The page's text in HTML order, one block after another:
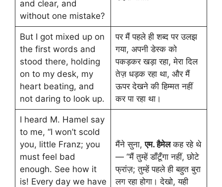
and clear, and
without one mistake?
But I got mixed up on
the first words and
stood there, holding
on to my desk, my
heart beating, and
not daring to look up.
पर मैं पहले ही शब्द पर उलझ
गया, अपनी डेस्क को
पकड़कर खड़ा रहा, मेरा दिल
तेज़ धड़क रहा था, और मैं
ऊपर देखने की हिम्मत नहीं
कर पा रहा था।
I heard M. Hamel say
to me, “I won’t scold
you, little Franz; you
must feel bad
enough. See how it
is! Every day we have
मैंने सुना,एम. हैमेलकह रहे थे
— “मैं तुम्हें डाँटूँगा नहीं, छोटे
फ्रांज़; तुम्हें पहले ही बहुत बुरा
लग रहा होगा। देखो, यही